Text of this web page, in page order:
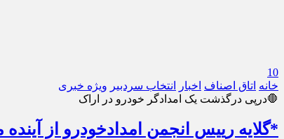
10
خانه اتاق اصناف اخبار انتخاب سردبیر ویژه خبری
🛑درپی درگذشت یک امدادگر خودرو در اراک
*گلایه رییس انجمن امدادخودرو از